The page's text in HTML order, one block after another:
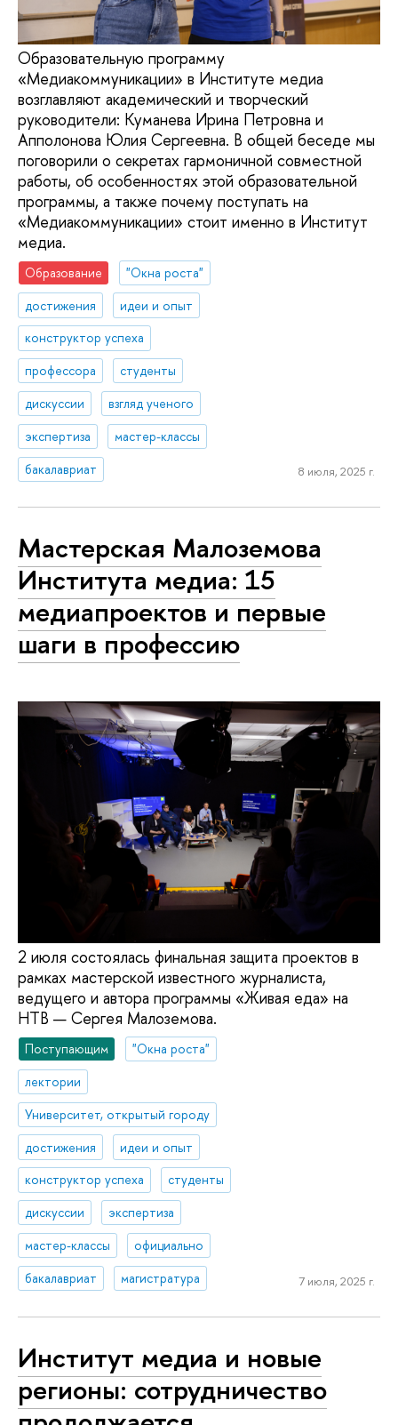
Образовательную программу
«Медиакоммуникации» в Институте медиа
возглавляют академический и творческий
руководители: Куманева Ирина Петровна и
Апполонова Юлия Сергеевна. В общей беседе мы
поговорили о секретах гармоничной совместной
работы, об особенностях этой образовательной
программы, а также почему поступать на
«Медиакоммуникации» стоит именно в Институт
медиа.
Образование
"Окна роста"
достижения
идеи и опыт
конструктор успеха
профессора
студенты
дискуссии
взгляд ученого
экспертиза
мастер-классы
бакалавриат
8 июля, 2025 г.
Мастерская Малоземова
Института медиа: 15
медиапроектов и первые
шаги в профессию
2 июля состоялась финальная защита проектов в
рамках мастерской известного журналиста,
ведущего и автора программы «Живая еда» на
НТВ — Сергея Малоземова.
Поступающим
"Окна роста"
лектории
Университет, открытый городу
достижения
идеи и опыт
конструктор успеха
студенты
дискуссии
экспертиза
мастер-классы
официально
бакалавриат
магистратура 7 июля, 2025 г.
Институт медиа и новые
регионы: сотрудничество